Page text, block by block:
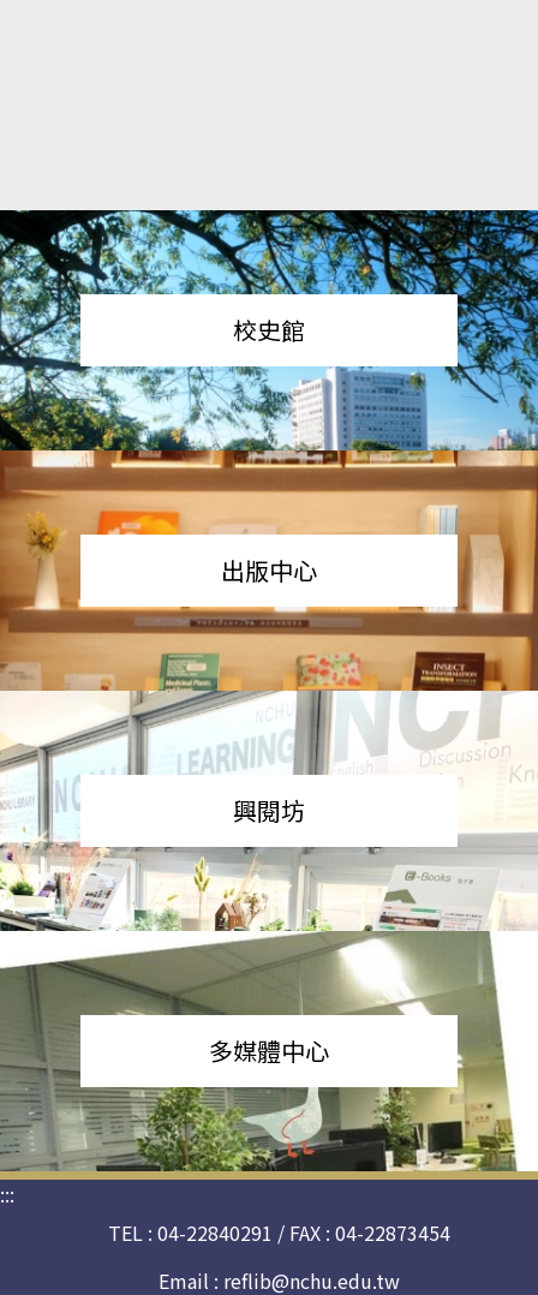
校史館
出版中心
興閱坊
多媒體中心
:::
TEL : 04-22840291 / FAX : 04-22873454
Email : reflib@nchu.edu.tw